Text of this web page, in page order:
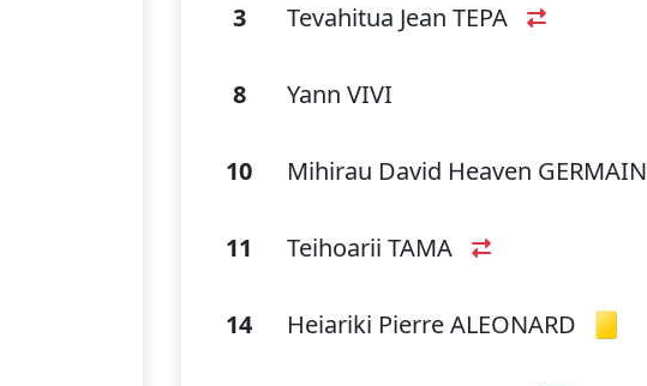
3 Tevahitua Jean TEPA
8 Yann VIVI
10 Mihirau David Heaven GERMAIN
11 Teihoarii TAMA
14 Heiariki Pierre ALEONARD